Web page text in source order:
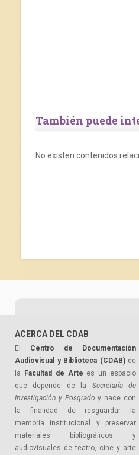
También puede
No existen contenidos
ACERCA DEL CDAB
El Centro de Documentación
Audiovisual y Biblioteca (CDAB)de
la
Facultad de Arte es un espacio
que depende de la Secretaría de
Investigación y Posgrado y nace con
la finalidad de resguardar la
memoria institucional y preservar
materiales bibliográficos y
audiovisuales de teatro, cine y arte